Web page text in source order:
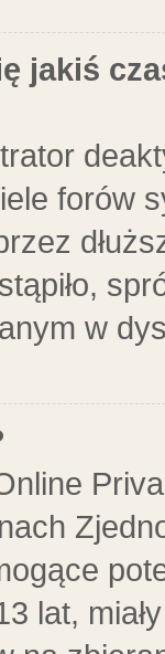
jakiś
forów
w
lat,